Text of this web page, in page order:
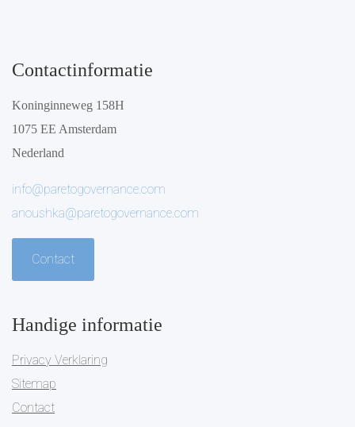
Contactinformatie
Koninginneweg 158H
1075 EE Amsterdam
Nederland
info@paretogovernance.com
anoushka@paretogovernance.com
Contact
Handige informatie
Privacy Verklaring
Sitemap
Contact